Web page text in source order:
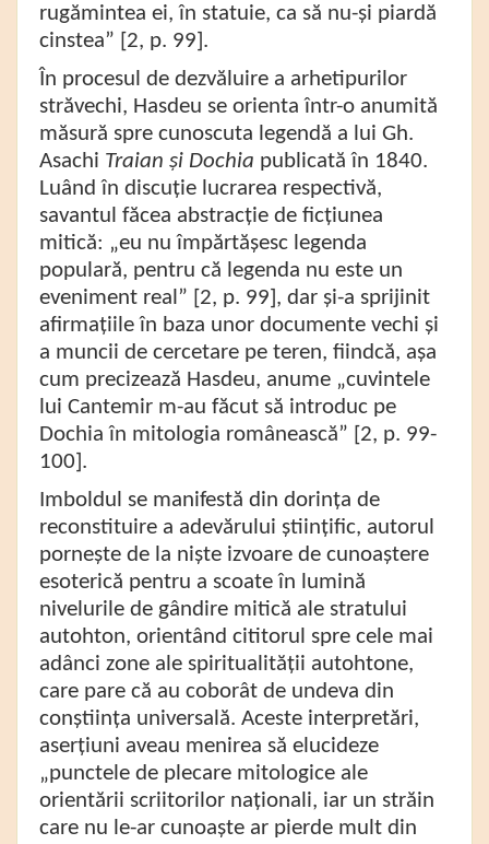
rugămintea ei, în statuie, ca să nu-și piardă
cinstea” [2, p. 99].
În procesul de dezvăluire a arhetipurilor
străvechi, Hasdeu se orienta într-o anumită
măsură spre cunoscuta legendă a lui Gh.
Asachi Traian și Dochia publicată în 1840.
Luând în discuție lucrarea respectivă,
savantul făcea abstracție de ficțiunea
mitică: „eu nu împărtășesc legenda
populară, pentru că legenda nu este un
eveniment real” [2, p. 99], dar și-a sprijinit
afirmațiile în baza unor documente vechi și
a muncii de cercetare pe teren, fiindcă, așa
cum precizează Hasdeu, anume „cuvintele
lui Cantemir m-au făcut să introduc pe
Dochia în mitologia românească” [2, p. 99-
100].
Imboldul se manifestă din dorința de
reconstituire a adevărului științific, autorul
pornește de la niște izvoare de cunoaștere
esoterică pentru a scoate în lumină
nivelurile de gândire mitică ale stratului
autohton, orientând cititorul spre cele mai
adânci zone ale spiritualității autohtone,
care pare că au coborât de undeva din
conștiința universală. Aceste interpretări,
aserțiuni aveau menirea să elucideze
„punctele de plecare mitologice ale
orientării scriitorilor naționali, iar un străin
care nu le-ar cunoaște ar pierde mult din